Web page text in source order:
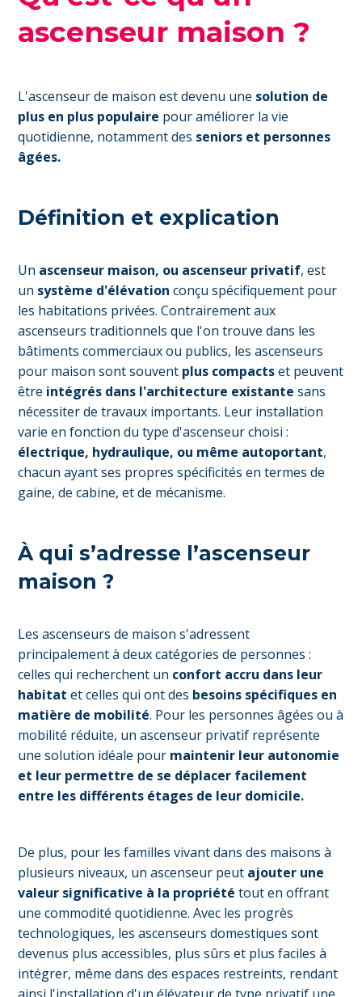
ascenseur maison ?
L'ascenseur de maison est devenu une solution de
plus en plus populaire pour améliorer la vie
quotidienne, notamment des seniors et personnes
âgées.
Définition et explication
Un ascenseur maison, ou ascenseur privatif, est
un système d'élévation conçu spécifiquement pour
les habitations privées. Contrairement aux
ascenseurs traditionnels que l'on trouve dans les
bâtiments commerciaux ou publics, les ascenseurs
pour maison sont souvent plus compactset peuvent
être intégrés dans l'architecture existante sans
nécessiter de travaux importants. Leur installation
varie en fonction du type d'ascenseur choisi :
électrique, hydraulique, ou même autoportant,
chacun ayant ses propres spécificités en termes de
gaine, de cabine, et de mécanisme.
À qui s’adresse l’ascenseur
maison ?
Les ascenseurs de maison s'adressent
principalement à deux catégories de personnes :
celles qui recherchent un confort accru dans leur
habitat et celles qui ont des besoins spécifiques en
matière de mobilité. Pour les personnes âgées ou à
mobilité réduite, un ascenseur privatif représente
une solution idéale pour maintenir leur autonomie
et leur permettre de se déplacer facilement
entre les différents étages de leur domicile.
De plus, pour les familles vivant dans des maisons à
plusieurs niveaux, un ascenseur peut ajouter une
valeur significative à la propriété tout en offrant
une commodité quotidienne. Avec les progrès
technologiques, les ascenseurs domestiques sont
devenus plus accessibles, plus sûrs et plus faciles à
intégrer, même dans des espaces restreints, rendant